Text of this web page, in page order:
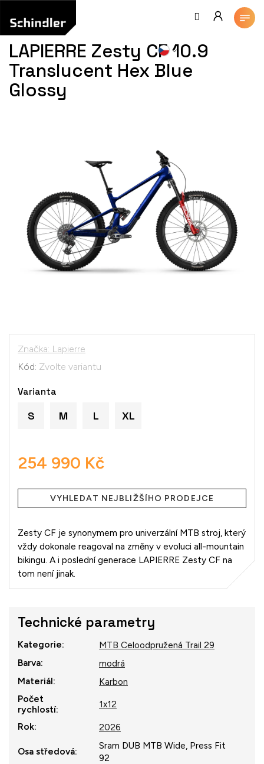
obsah
LAPIERRE Zesty CF 10.9
Translucent Hex Blue
Glossy
Značka: Lapierre
Kód: Zvolte variantu
254 990 Kč
cena:
VYHLEDAT NEJBLIŽŠÍHO PRODEJCE
Varianta
S M L XL
Zesty CF je synonymem pro univerzální MTB stroj, který
vždy dokonale reagoval na změny v evoluci all-mountain
bikingu. A i poslední generace LAPIERRE Zesty CF na
tom není jinak.
Technické parametry
Kategorie:
MTB Celoodpružená Trail 29
Barva:
modrá
Materiál:
Karbon
Počet
rychlostí:
1x12
Rok: 2026
Osa středová:
Sram DUB MTB Wide, Press Fit
92